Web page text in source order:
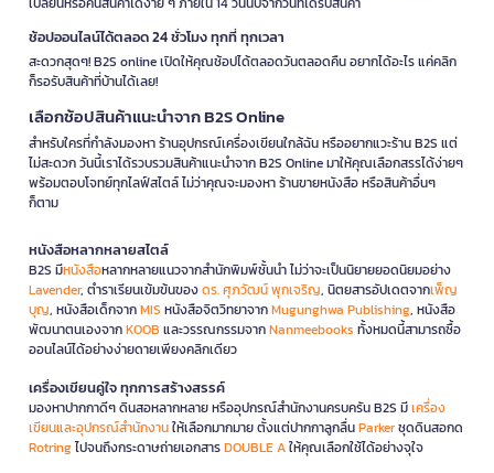
ช้อปออนไลน์ได้ตลอด 24 ชั่วโมง ทุกที่ ทุกเวลา
สะดวกสุดๆ! B2S online เปิดให้คุณช้อปได้ตลอดวันตลอดคืน อยากได้อะไร แค่คลิก
ก็รอรับสินค้าที่บ้านได้เลย!
เลือกช้อปสินค้าแนะนำจาก B2S Online
สำหรับใครที่กำลังมองหา ร้านอุปกรณ์เครื่องเขียนใกล้ฉัน หรืออยากแวะร้าน B2S แต่
ไม่สะดวก วันนี้เราได้รวบรวมสินค้าแนะนำจาก B2S Online มาให้คุณเลือกสรรได้ง่ายๆ
พร้อมตอบโจทย์ทุกไลฟ์สไตล์ ไม่ว่าคุณจะมองหา ร้านขายหนังสือ หรือสินค้าอื่นๆ
ก็ตาม
หนังสือหลากหลายสไตล์
B2S มีหนังสือหลากหลายแนวจากสำนักพิมพ์ชั้นนำ ไม่ว่าจะเป็นนิยายยอดนิยมอย่าง
Lavender, ตำราเรียนเข้มข้นของดร. ศุภวัฒน์ พุกเจริญ, นิตยสารอัปเดตจากเพ็ญ
บุญ, หนังสือเด็กจากMIS หนังสือจิตวิทยาจากMugunghwa Publishing, หนังสือ
พัฒนาตนเองจากKOOB และวรรณกรรมจากNanmeebooks ทั้งหมดนี้สามารถซื้อ
ออนไลน์ได้อย่างง่ายดายเพียงคลิกเดียว
เครื่องเขียนคู่ใจ ทุกการสร้างสรรค์
มองหาปากกาดีๆ ดินสอหลากหลาย หรืออุปกรณ์สำนักงานครบครัน B2S มีเครื่อง
เขียนและอุปกรณ์สำนักงานให้เลือกมากมาย ตั้งแต่ปากกาลูกลื่นParkerชุดดินสอกด
Rotringไปจนถึงกระดาษถ่ายเอกสารDOUBLE Aให้คุณเลือกใช้ได้อย่างจุใจ